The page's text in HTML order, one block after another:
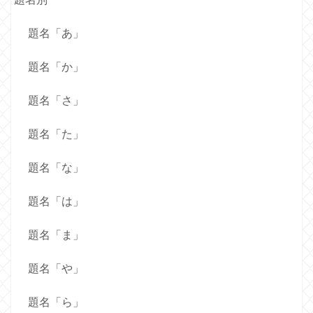
題名「あ」
題名「か」
題名「さ」
題名「た」
題名「な」
題名「は」
題名「ま」
題名「や」
題名「ら」